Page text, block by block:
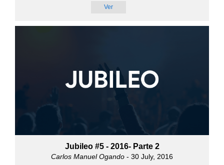
Ver
Jubileo #5 - 2016- Parte 2
Carlos Manuel Ogando - 30 July, 2016